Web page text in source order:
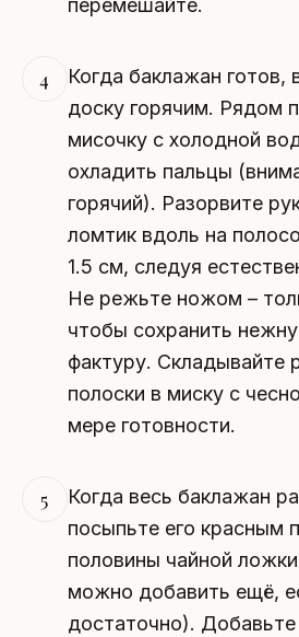
перемешайте.
4
Когда баклажан готов,
доску горячим. Рядом
мисочку с холодной
охладить пальцы
горячий). Разорвите
ломтик вдоль на
1.5 см, следуя
Не режьте ножом –
чтобы сохранить
фактуру. Складывайте
полоски в миску с
мере готовности.
5
Когда весь баклажан
посыпьте его красным
половины чайной
можно добавить ещё,
достаточно).